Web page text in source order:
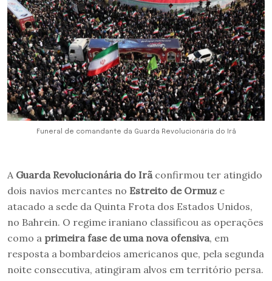
Funeral de comandante da Guarda Revolucionária do Irã
A Guarda Revolucionária do Irãconfirmou ter atingido
dois navios mercantes no Estreito de Ormuz e
atacado a sede da Quinta Frota dos Estados Unidos,
no Bahrein. O regime iraniano classificou as operações
como a primeira fase de uma nova ofensiva, em
resposta a bombardeios americanos que, pela segunda
noite consecutiva, atingiram alvos em território persa.